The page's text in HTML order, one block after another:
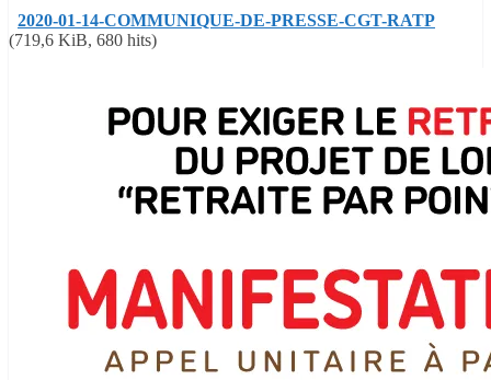
2020-01-14-COMMUNIQUE-DE-PRESSE-CGT-RATP
(719,6 KiB, 680 hits)